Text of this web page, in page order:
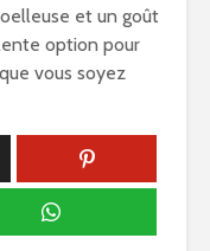
et un goût
option pour
vous soyez